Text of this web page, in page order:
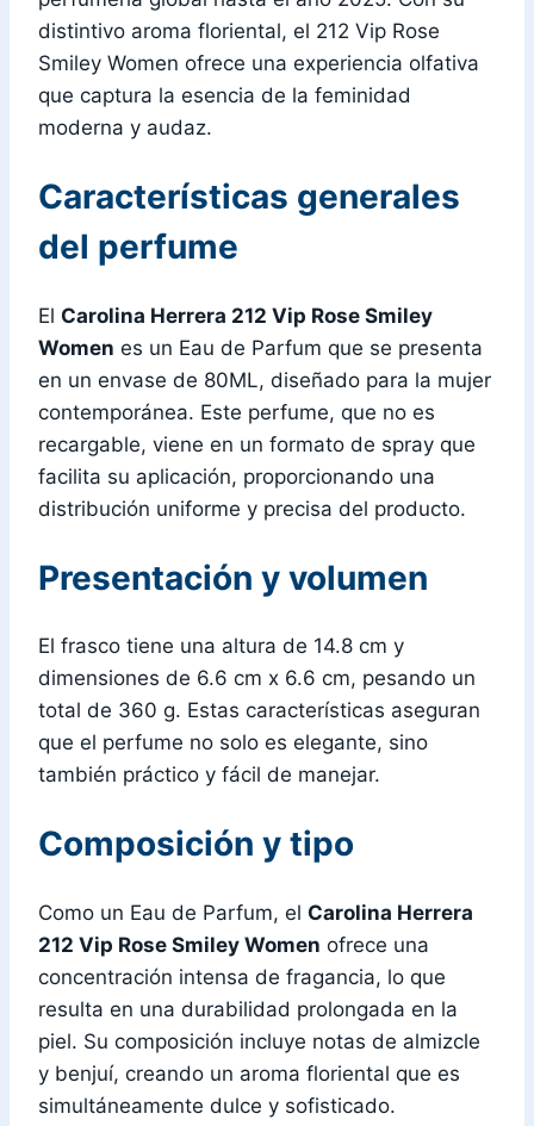
distintivo aroma floriental, el 212 Vip Rose
Smiley Women ofrece una experiencia olfativa
que captura la esencia de la feminidad
moderna y audaz.
Características generales
del perfume
El Carolina Herrera 212 Vip Rose Smiley
Women es un Eau de Parfum que se presenta
en un envase de 80ML, diseñado para la mujer
contemporánea. Este perfume, que no es
recargable, viene en un formato de spray que
facilita su aplicación, proporcionando una
distribución uniforme y precisa del producto.
Presentación y volumen
El frasco tiene una altura de 14.8 cm y
dimensiones de 6.6 cm x 6.6 cm, pesando un
total de 360 g. Estas características aseguran
que el perfume no solo es elegante, sino
también práctico y fácil de manejar.
Composición y tipo
Como un Eau de Parfum, el Carolina Herrera
212 Vip Rose Smiley Women ofrece una
concentración intensa de fragancia, lo que
resulta en una durabilidad prolongada en la
piel. Su composición incluye notas de almizcle
y benjuí, creando un aroma floriental que es
simultáneamente dulce y sofisticado.